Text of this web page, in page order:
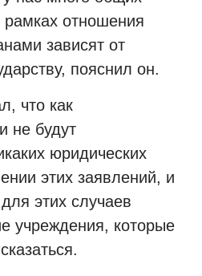
отношения
зависят от
пояснил он.
что как
не будут
юридических
этих заявлений, и
этих случаев
учреждения, которые